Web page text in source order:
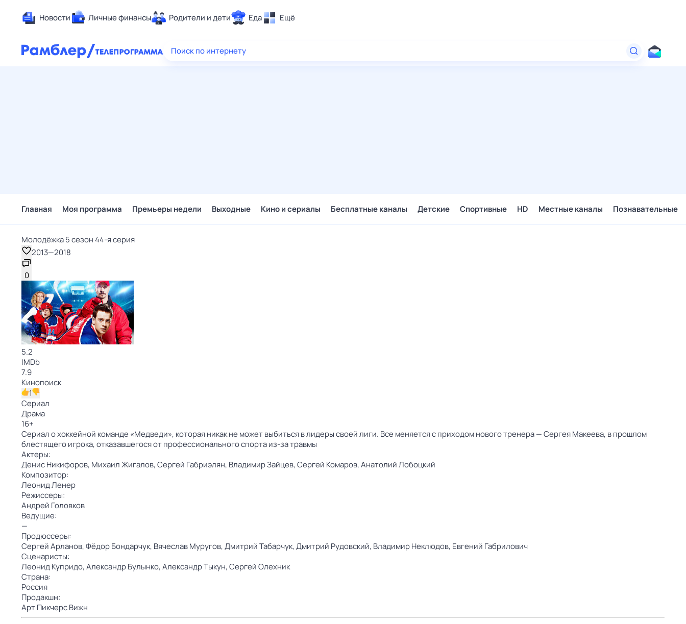
Новости Личные финансы Родители и дети Еда Ещё
Здоровье
Поиск по интернету
Главная Моя программа Премьеры недели Выходные Кино и сериалы Бесплатные каналы Детские Спортивные HD Местные каналы Познавательные
Молодёжка 5 сезон 44-я серия
2013—2018
0
5.2
IMDb
7.9
Кинопоиск
1
Сериал
Драма
16+
Сериал о хоккейной команде «Медведи», которая никак не может выбиться в лидеры своей лиги. Все меняется с приходом нового тренера — Сергея Макеева, в прошлом
блестящего игрока, отказавшегося от профессионального спорта из-за травмы
Актеры:
Денис Никифоров, Михаил Жигалов,Сергей Габриэлян, Владимир Зайцев,Сергей Комаров,Анатолий Лобоцкий
Композитор:
Леонид Ленер
Режиссеры:
Андрей Головков
Ведущие:
—
Продюссеры:
Сергей Арланов,Фёдор Бондарчук, Вячеслав Муругов,Дмитрий Табарчук,Дмитрий Рудовский, Владимир Неклюдов, Евгений Габрилович
Сценаристы:
Леонид Купридо,Александр Булынко,Александр Тыкун,Сергей Олехник
Страна:
Россия
Продакшн:
Арт Пикчерс Вижн